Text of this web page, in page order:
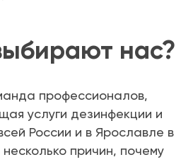
нас?
профессионалов,
услуги дезинфекции и
России и в Ярославле в
причин, почему